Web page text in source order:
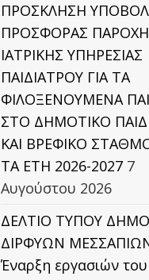
ΠΡΟΣΚΛΗΣΗ
ΠΡΟΣΦΟΡΑΣ
ΙΑΤΡΙΚΗΣ ΥΠΗΡΕΣΙΑΣ
ΠΑΙΔΙΑΤΡΟΥ ΓΙΑ ΤΑ
ΦΙΛΟΞΕΝΟΥΜΕΝΑ
ΣΤΟ ΔΗΜΟΤΙΚΟ
ΚΑΙ ΒΡΕΦΙΚΟ
ΤΑ ΕΤΗ 2026-2027 7
Αυγούστου 2026
ΔΕΛΤΙΟ ΤΥΠΟΥ
ΔΙΡΦΥΩΝ
Έναρξη εργασιών του